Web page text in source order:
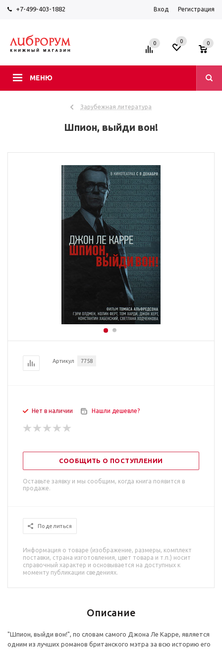
+7-499-403-1882 Вход Регистрация
МЕНЮ
0 0 0
Зарубежная литература
Шпион, выйди вон!
Артикул 7758
Нет в наличии Нашли дешевле?
СООБЩИТЬ О ПОСТУПЛЕНИИ
Оставьте заявку и мы сообщим, когда книга появится в
продаже.
Поделиться
Информация о товаре (изображение, размеры, комплект
поставки, страна изготовления, цвет товара и т.п.) носит
справочный характер и основывается на доступных к
моменту публикации сведениях.
Описание
"Шпион, выйди вон!", по словам самого Джона Ле Карре, является
одним из лучших романов британского мэтра за всю историю его